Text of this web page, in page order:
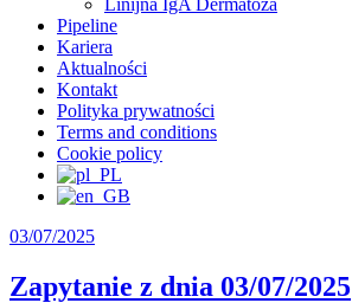
Linijna IgA Dermatoza
Pipeline
Kariera
Aktualności
Kontakt
Polityka prywatności
Terms and conditions
Cookie policy
03/07/2025
Zapytanie z dnia 03/07/2025